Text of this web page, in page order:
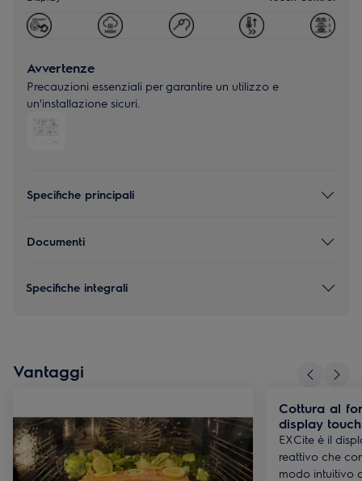
Avvertenze
Precauzioni essenziali per garantire un utilizzo e
un'installazione sicuri.
Specifiche principali
Documenti
Specifiche integrali
Vantaggi
Cottura al
display
EXCite è il
reattivo che
modo intuitivo